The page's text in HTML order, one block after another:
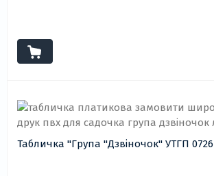
Табличка "Група "Дзвіночок" УТГП 0726